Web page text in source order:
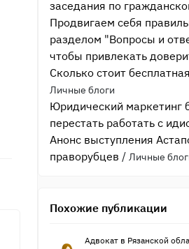
заседания по
Продвигаем себя
разделом "Вопросы и
чтобы привлекать
Сколько стоит
Личные блоги
Юридический маркетинг
перестать работать с
Анонс выступления
праворубцев / Личные
Похожие публикации
Адвокат в Рязанской